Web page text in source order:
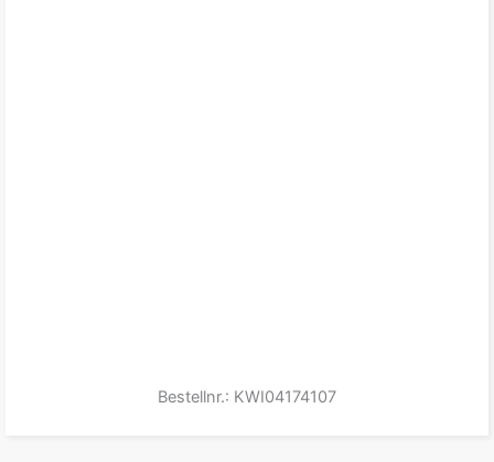
Bestellnr.: KWI04174107